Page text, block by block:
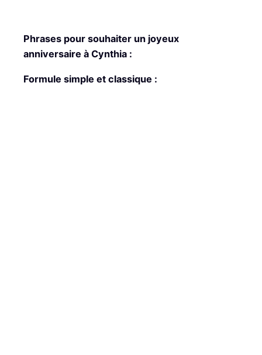
Phrases pour souhaiter un joyeux
anniversaire à Cynthia :
Formule simple et classique :